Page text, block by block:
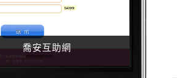
喬安互助網